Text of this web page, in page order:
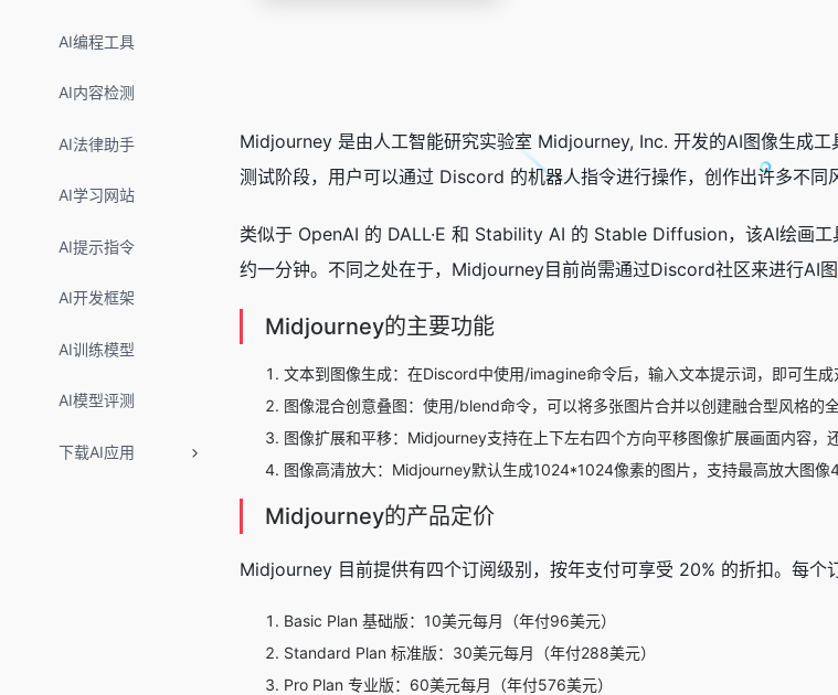
AI编程工具
AI内容检测
AI法律助手
AI学习网站
AI提示指令
AI开发框架
AI训练模型
AI模型评测
下载AI应用
Midjourney 是由人工智能研究实验室 Midjourney, Inc. 开发的AI图像生成
测试阶段，用户可以通过 Discord 的机器人指令进行操作，创作出许多不同
类似于 OpenAI 的 DALL·E 和 Stability AI 的 Stable Diffusion，该AI绘画
约一分钟。不同之处在于，Midjourney目前尚需通过Discord社区来进行AI图
Midjourney的主要功能
文本到图像生成：在Discord中使用/imagine命令后，输入文本提示词，即可生成
图像混合创意叠图：使用/blend命令，可以将多张图片合并以创建融合型风格的
图像扩展和平移：Midjourney支持在上下左右四个方向平移图像扩展画面内容，
图像高清放大：Midjourney默认生成1024*1024像素的图片，支持最高放大图像
Midjourney的产品定价
Midjourney 目前提供有四个订阅级别，按年支付可享受 20% 的折扣。每
Basic Plan 基础版：10美元每月（年付96美元）
Standard Plan 标准版：30美元每月（年付288美元）
Pro Plan 专业版：60美元每月（年付576美元）